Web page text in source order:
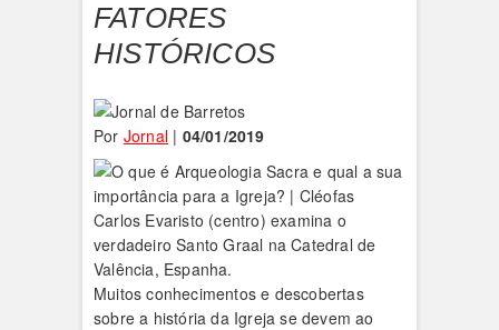
FATORES
HISTÓRICOS
Por Jornal | 04/01/2019
Carlos Evaristo (centro) examina o
verdadeiro Santo Graal na Catedral de
Valência, Espanha.
Muitos conhecimentos e descobertas
sobre a história da Igreja se devem ao